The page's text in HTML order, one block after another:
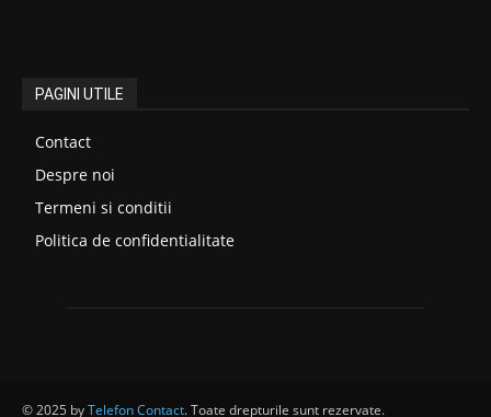
PAGINI UTILE
Contact
Despre noi
Termeni si conditii
Politica de confidentialitate
© 2025 byTelefon Contact. Toate drepturile sunt rezervate.